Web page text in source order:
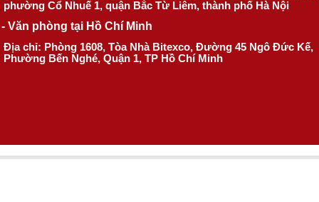
phường Cổ Nhuế 1, quận Bắc Từ Liêm, thành phố Hà Nội
- Văn phòng tại Hồ Chí Minh
Địa chỉ: Phòng 1608, Tòa Nhà Bitexco, Đường 45 Ngô Đức Kế,
Phường Bến Nghé, Quận 1, TP Hồ Chí Minh